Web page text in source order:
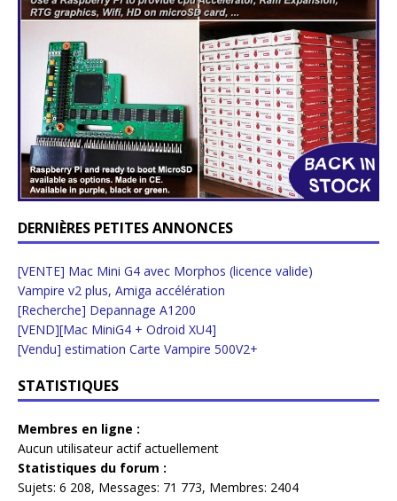
DERNIÈRES PETITES ANNONCES
[VENTE] Mac Mini G4 avec Morphos (licence valide)
Vampire v2 plus, Amiga accélération
[Recherche] Depannage A1200
[VEND][Mac MiniG4 + Odroid XU4]
[Vendu] estimation Carte Vampire 500V2+
STATISTIQUES
Membres en ligne :
Aucun utilisateur actif actuellement
Statistiques du forum :
Sujets: 6 208, Messages: 71 773, Membres: 2404